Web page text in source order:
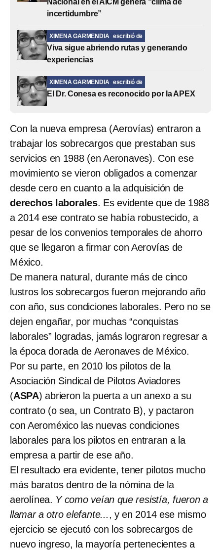
Nacional en el AICM genera “clima de
incertidumbre”
XIMENA GARMENDIA escribió de
Viva sigue abriendo rutas y generando
experiencias
XIMENA GARMENDIA escribió de
El Dr. Conesa es reconocido por la APEX
Con la nueva empresa (Aerovías) entraron a
trabajar los sobrecargos que prestaban sus
servicios en 1988 (en Aeronaves). Con ese
movimiento se vieron obligados a comenzar
desde cero en cuanto a la adquisición de
derechos laborales. Es evidente que de 1988
a 2014 ese contrato se había robustecido, a
pesar de los convenios temporales de ahorro
que se llegaron a firmar con Aerovías de
México.
De manera natural, durante más de cinco
lustros los sobrecargos fueron mejorando año
con año, sus condiciones laborales. Pero no se
dejen engañar, por muchas “conquistas
laborales” logradas, jamás lograron regresar a
la época dorada de Aeronaves de México.
Por su parte, en 2010 los pilotos de la
Asociación Sindical de Pilotos Aviadores
(ASPA) abrieron la puerta a un anexo a su
contrato (o sea, un Contrato B), y pactaron
con Aeroméxico las nuevas condiciones
laborales para los pilotos en entraran a la
empresa a partir de ese año.
El resultado era evidente, tener pilotos mucho
más baratos dentro de la nómina de la
aerolínea. Y como veían que resistía, fueron a
llamar a otro elefante..., y en 2014 ese mismo
ejercicio se ejecutó con los sobrecargos de
nuevo ingreso, la mayoría pertenecientes a